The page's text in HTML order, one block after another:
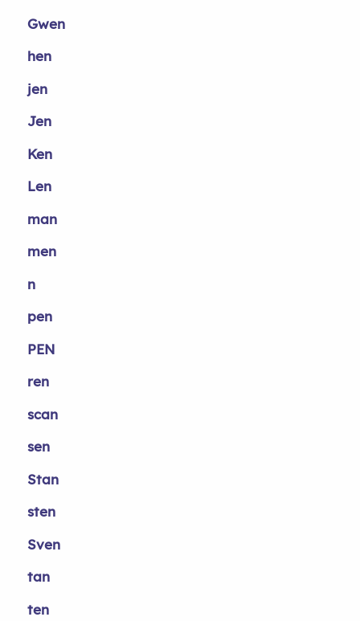
Gwen
hen
jen
Jen
Ken
Len
man
men
n
pen
PEN
ren
scan
sen
Stan
sten
Sven
tan
ten